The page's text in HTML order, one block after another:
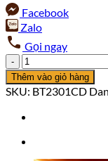
Facebook
Zalo
Gọi ngay
Combo
Bàn
Trà
Kệ
Tivi
Đá
Thêm vào giỏ hàng
SKU: BT2301CD